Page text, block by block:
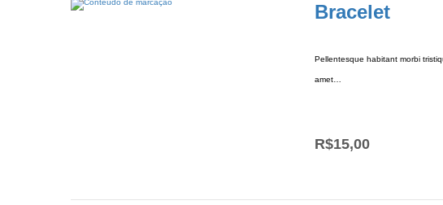
Bracelet
Pellentesque habitant morbi
amet…
R$15,00